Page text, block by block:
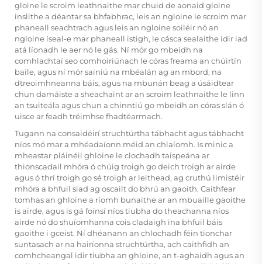
gloine le scroim leathnaithe mar chuid de aonaid gloine
inslithe a déantar sa bhfabhrac, leis an ngloine le scroim mar
phaneall seachtrach agus leis an ngloine soiléir nó an
ngloine íseal-e mar phaneall istigh, le cásca sealaithe idir iad
atá líonadh le aer nó le gás. Ní mór go mbeidh na
comhlachtaí seo comhoiriúnach le córas freama an chúirtín
baile, agus ní mór sainiú na mbéalán ag an mbord, na
dtreoimhneanna báis, agus na mbunán beag a úsáidtear
chun damáiste a sheachaint ar an scroim leathnaithe le linn
an tsuiteála agus chun a chinntiú go mbeidh an córas slán ó
uisce ar feadh tréimhse fhadtéarmach.
Tugann na consaidéirí struchtúrtha tábhacht agus tábhacht
níos mó mar a mhéadaíonn méid an chlaíomh. Is minic a
mheastar pláinéil ghloine le clochadh taispeána ar
thionscadail mhóra ó chúig troigh go deich troigh ar airde
agus ó thrí troigh go sé troigh ar leithead, ag cruthú limistéir
mhóra a bhfuil siad ag oscailt do bhrú an gaoith. Caithfear
tomhas an ghloine a ríomh bunaithe ar an mbuaille gaoithe
is airde, agus is gá foinsí níos tiubha do theachanna níos
airde nó do shuíomhanna cois cladaigh ina bhfuil báis
gaoithe i gceist. Ní dhéanann an chlochadh féin tionchar
suntasach ar na hairíonna struchtúrtha, ach caithfidh an
comhcheangal idir tiubha an ghloine, an t-aghaidh agus an